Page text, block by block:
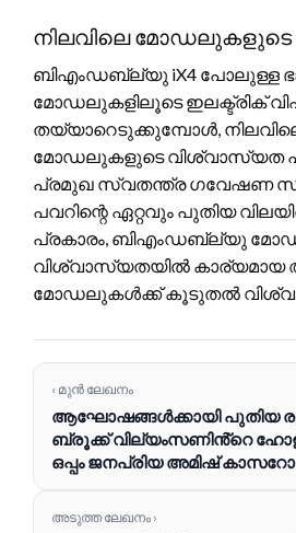
നിലവിലെ
ബിഎംഡബ്ല്യു iX4 പോലുള്ള
മോഡലുകളിലൂടെ ഇലക്ട്രിക്
തയ്യാറെടുക്കുമ്പോൾ,
മോഡലുകളുടെ വിശ്വാസ്യത
പ്രമുഖ സ്വതന്ത്ര ഗവേഷണ
പവറിന്റെ ഏറ്റവും പുതിയ
പ്രകാരം, ബിഎംഡബ്ല്യു
വിശ്വാസ്യതയിൽ കാര്യമായ
മോഡലുകൾക്ക് കൂടുതൽ
‹ മുൻ ലേഖനം
ആഘോഷങ്ങൾക്കായി പുതിയ
ബ്രൂക്ക് വില്യംസണിൻ്റെ
ഒപ്പം ജനപ്രിയ അമിഷ്
അടുത്ത ലേഖനം ›